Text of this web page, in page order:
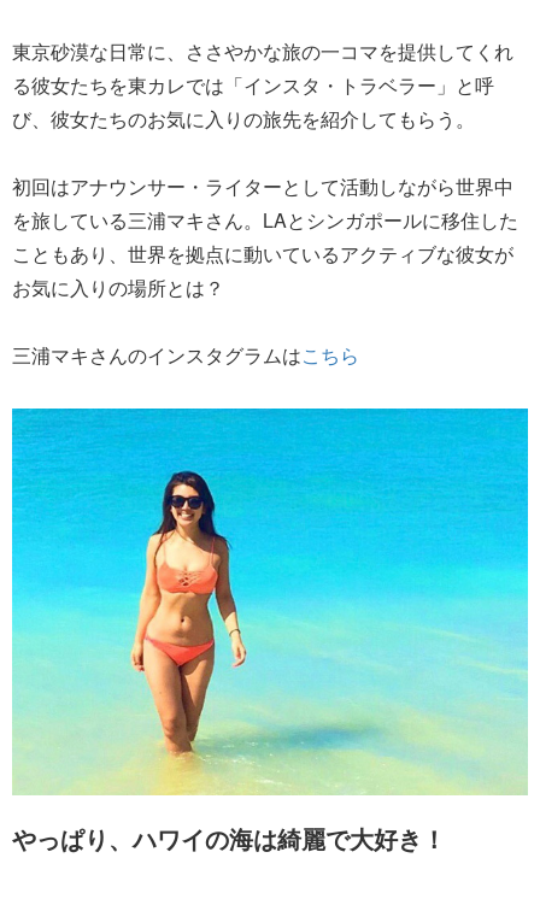
東京砂漠な日常に、ささやかな旅の一コマを提供してくれ
る彼女たちを東カレでは「インスタ・トラベラー」と呼
び、彼女たちのお気に入りの旅先を紹介してもらう。
初回はアナウンサー・ライターとして活動しながら世界中
を旅している三浦マキさん。LAとシンガポールに移住した
こともあり、世界を拠点に動いているアクティブな彼女が
お気に入りの場所とは？
三浦マキさんのインスタグラムはこちら
やっぱり、ハワイの海は綺麗で大好き！